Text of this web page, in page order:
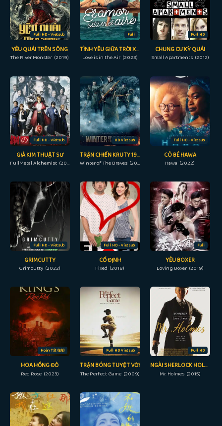
Full HD - Vietsub
YÊU QUÁI TRÊN SÔNG
The River Monster (2019)
Full
TÌNH YÊU GIỮA TRỜI XANH
Love is in the Air (2023)
Full HD
CHUNG CƯ KỲ QUÁI
Small Apartments (2012)
Full HD - Vietsub
GIẢ KIM THUẬT SƯ
FullMetal Alchemist (2017)
HD Vietsub
TRẬN CHIẾN KRUTY 1918
Winter of The Braves (2019)
Full HD - Vietsub
CÔ BÉ HAWA
Hawa (2022)
Full HD - Vietsub
GRIMCUTTY
Grimcutty (2022)
Full HD - Vietsub
CỐ ĐỊNH
Fixed (2018)
Full
YÊU BOXER
Loving Boxer (2019)
Hoàn Tất (8/8)
HOA HỒNG ĐỎ
Red Rose (2023)
Full HD Vietsub
TRẬN BÓNG TUYỆT VỜI
The Perfect Game (2009)
Full HD
NGÀI SHERLOCK HOLMES
Mr. Holmes (2015)